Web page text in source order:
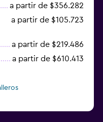
a partir de $356.282
a partir de $105.723
a partir de $219.486
a partir de $610.413